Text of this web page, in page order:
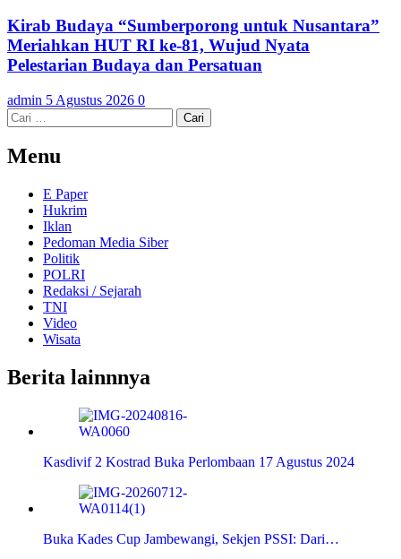
Kirab Budaya “Sumberporong untuk Nusantara”
Meriahkan HUT RI ke-81, Wujud Nyata
Pelestarian Budaya dan Persatuan
admin 5 Agustus 2026 0
Cari
untuk:
Menu
E Paper
Hukrim
Iklan
Pedoman Media Siber
Politik
POLRI
Redaksi / Sejarah
TNI
Video
Wisata
Berita lainnnya
Kasdivif 2 Kostrad Buka Perlombaan 17 Agustus 2024
Buka Kades Cup Jambewangi, Sekjen PSSI: Dari…